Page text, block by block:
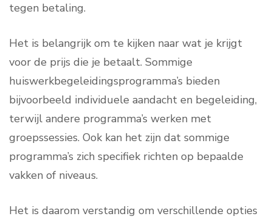
tegen betaling.
Het is belangrijk om te kijken naar wat je krijgt
voor de prijs die je betaalt. Sommige
huiswerkbegeleidingsprogramma’s bieden
bijvoorbeeld individuele aandacht en begeleiding,
terwijl andere programma’s werken met
groepssessies. Ook kan het zijn dat sommige
programma’s zich specifiek richten op bepaalde
vakken of niveaus.
Het is daarom verstandig om verschillende opties